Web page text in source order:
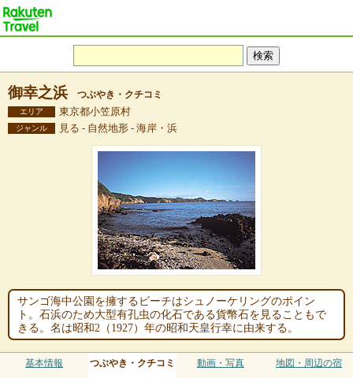
御幸之浜 つぶやき・クチコミ
エリア 東京都小笠原村
ジャンル 見る - 自然地形 - 海岸・浜
サンゴ海中公園を擁するビーチはシュノーケリングのポイン
ト。石浜のため大型有孔虫の化石である貨幣石を見ることもで
きる。名は昭和2（1927）年の昭和天皇行幸に由来する。
基本情報 つぶやき・クチコミ 動画・写真 地図・周辺の宿